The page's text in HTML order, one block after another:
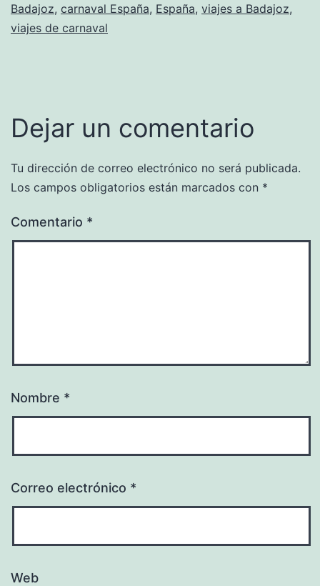
Badajoz, carnaval España, España, viajes a Badajoz,
viajes de carnaval
Dejar un comentario
Tu dirección de correo electrónico no será publicada.
Los campos obligatorios están marcados con *
Comentario *
Nombre *
Correo electrónico *
Web